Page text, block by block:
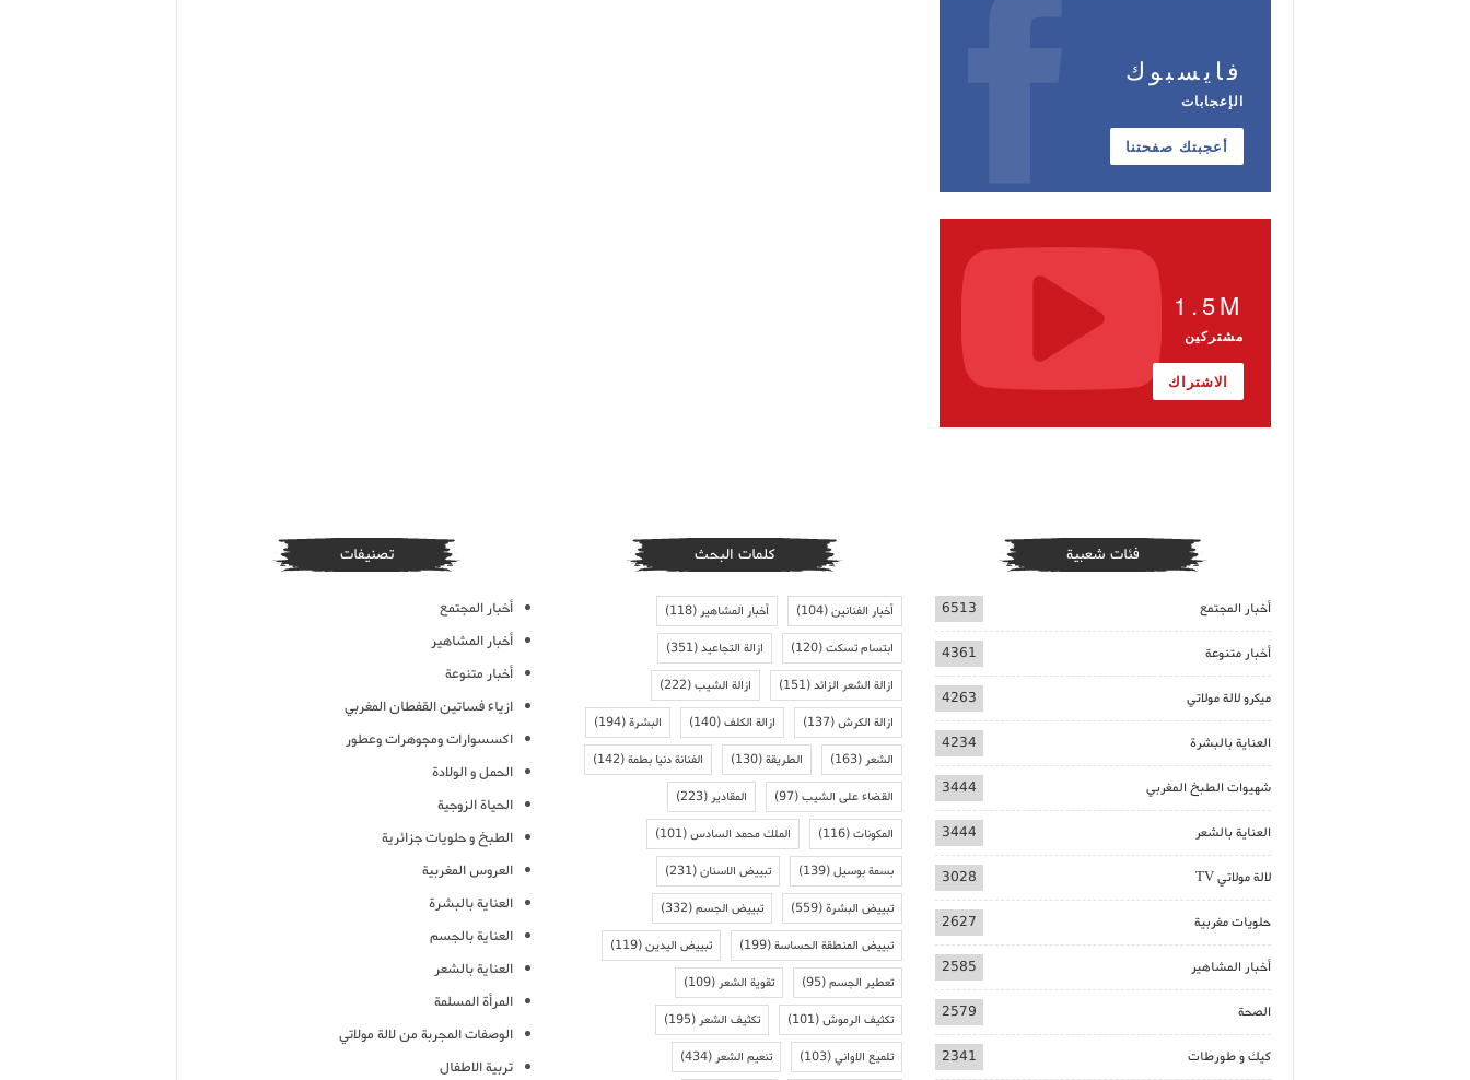
فايسبوك
الإعجابات
أعجبتك صفحتنا
1.5M
مشتركين
الاشتراك
فئات شعبية
أخبار المجتمع 6513
أخبار متنوعة 4361
ميكرو لالة مولاتي 4263
العناية بالبشرة 4234
شهيوات الطبخ المغربي 3444
العناية بالشعر 3444
لالة مولاتي TV 3028
حلويات مغربية 2627
أخبار المشاهير 2585
الصحة 2579
كيك و طورطات 2341
كلمات البحث
أخبار الفنانين(104) أخبار المشاهير(118)
ابتسام تسكت(120) ازالة التجاعيد(351)
ازالة الشعر الزائد(151) ازالة الشيب(222)
ازالة الكرش(137) ازالة الكلف(140) البشرة(194)
الشعر(163) الطريقة(130) الفنانة دنيا بطمة(142)
القضاء على الشيب(97) المقادير(223)
المكونات(116) الملك محمد السادس(101)
بسمة بوسيل(139) تبييض الاسنان(231)
تبييض البشرة(559) تبييض الجسم(332)
تبييض المنطقة الحساسة(199) تبييض اليدين(119)
تعطير الجسم(95) تقوية الشعر(109)
تكثيف الرموش(101) تكثيف الشعر(195)
تلميع الاواني(103) تنعيم الشعر(434)
تصنيفات
أخبار المجتمع
أخبار المشاهير
أخبار متنوعة
ازياء فساتين القفطان المغربي
اكسسوارات ومجوهرات وعطور
الحمل و الولادة
الحياة الزوجية
الطبخ و حلويات جزائرية
العروس المغربية
العناية بالبشرة
العناية بالجسم
العناية بالشعر
المرأة المسلمة
الوصفات المجربة من لالة مولاتي
تربية الاطفال